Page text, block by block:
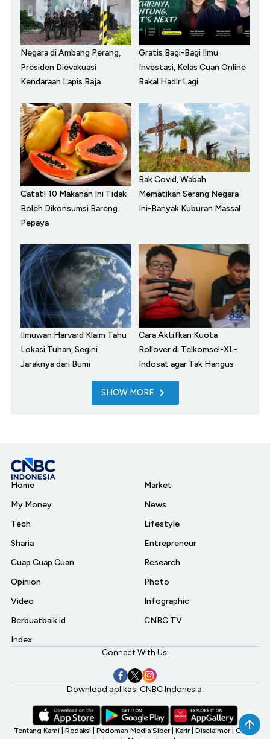
Negara di Ambang Perang,
Presiden Dievakuasi
Kendaraan Lapis Baja
Gratis Bagi-Bagi Ilmu
Investasi, Kelas Cuan Online
Bakal Hadir Lagi
Catat! 10 Makanan Ini Tidak
Boleh Dikonsumsi Bareng
Pepaya
Bak Covid, Wabah
Mematikan Serang Negara
Ini-Banyak Kuburan Massal
Ilmuwan Harvard Klaim Tahu
Lokasi Tuhan, Segini
Jaraknya dari Bumi
Cara Aktifkan Kuota
Rollover di Telkomsel-XL-
Indosat agar Tak Hangus
SHOW MORE
Home
My Money
Tech
Sharia
Cuap Cuap Cuan
Opinion
Video
Berbuatbaik.id
Index
Market
News
Lifestyle
Entrepreneur
Research
Photo
Infographic
CNBC TV
Connect With Us:
Download aplikasi CNBC Indonesia:
Tentang Kami Redaksi Pedoman Media Siber Karir Disclaimer CNBC